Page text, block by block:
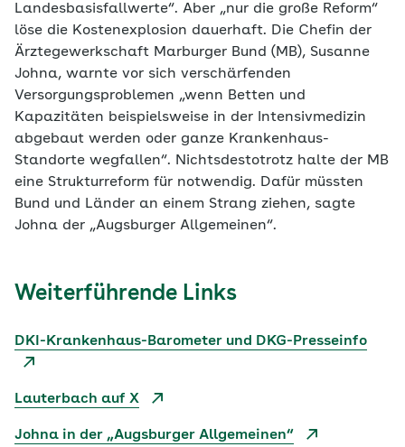
Landesbasisfallwerte“. Aber „nur die große Reform“
löse die Kostenexplosion dauerhaft. Die Chefin der
Ärztegewerkschaft Marburger Bund (MB), Susanne
Johna, warnte vor sich verschärfenden
Versorgungsproblemen „wenn Betten und
Kapazitäten beispielsweise in der Intensivmedizin
abgebaut werden oder ganze Krankenhaus-
Standorte wegfallen“. Nichtsdestotrotz halte der MB
eine Strukturreform für notwendig. Dafür müssten
Bund und Länder an einem Strang ziehen, sagte
Johna der „Augsburger Allgemeinen“.
Weiterführende Links
DKI-Krankenhaus-Barometer und DKG-Presseinfo
Lauterbach auf X
Johna in der „Augsburger Allgemeinen“